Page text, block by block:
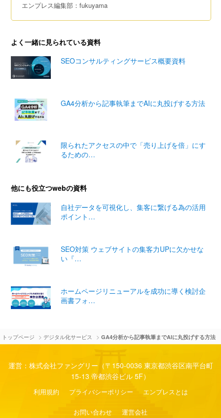
エンプレス編集部：fukuyama
よく一緒に見られている資料
SEOコンサルティングサービス概要資料
GA4分析から記事執筆までAIに丸投げする方法
限られたアクセスの中で「売り上げを倍」にす
るための…
他にも役立つwebの資料
自社データを可視化し、集客に繋げる為の活用
ポイント…
SEO対策 ウェブサイトの集客力UPに欠かせな
い『…
ホームページリニューアルを成功に導く検討企
画書フォ…
トップページ >デジタル化サービス >GA4分析から記事執筆までAIに丸投げする方法
運営：株式会社ファングリー（〒150-0036 東京都渋谷区南平台町
15-13 帝都渋谷ビル 5F）
利用規約 プライバシーポリシー エンプレスとは
お問い合わせ 運営会社